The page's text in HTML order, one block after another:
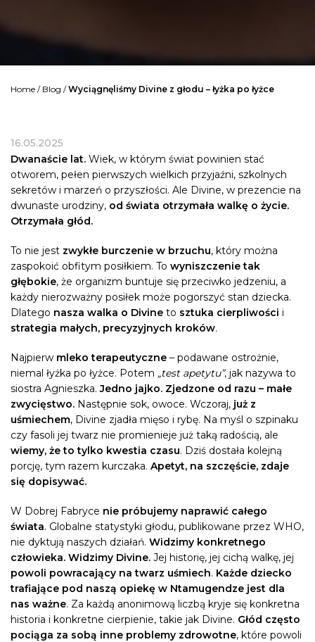
Home / Blog /Wyciągnęliśmy Divine z głodu – łyżka po łyżce
16.05.2025
Dwanaście lat. Wiek, w którym świat powinien stać
otworem, pełen pierwszych wielkich przyjaźni, szkolnych
sekretów i marzeń o przyszłości. Ale Divine, w prezencie na
dwunaste urodziny, od świata otrzymała walkę o życie.
Otrzymała głód.
To nie jest zwykłe burczenie w brzuchu, który można
zaspokoić obfitym posiłkiem. To wyniszczenie tak
głębokie, że organizm buntuje się przeciwko jedzeniu, a
każdy nierozważny posiłek może pogorszyć stan dziecka.
Dlatego nasza walka o Divine to sztuka cierpliwości i
strategia małych, precyzyjnych kroków.
Najpierw mleko terapeutyczne – podawane ostrożnie,
niemal łyżka po łyżce. Potem „test apetytu”, jak nazywa to
siostra Agnieszka.Jedno jajko. Zjedzone od razu – małe
zwycięstwo. Następnie sok, owoce. Wczoraj, już z
uśmiechem, Divine zjadła mięso i rybę. Na myśl o szpinaku
czy fasoli jej twarz nie promienieje już taką radością, ale
wiemy, że to tylko kwestia czasu. Dziś dostała kolejną
porcję, tym razem kurczaka. Apetyt, na szczęście, zdaje
się dopisywać.
W Dobrej Fabryce nie próbujemy naprawić całego
świata. Globalne statystyki głodu, publikowane przez WHO,
nie dyktują naszych działań. Widzimy konkretnego
człowieka. Widzimy Divine. Jej historię, jej cichą walkę, jej
powoli powracający na twarz uśmiech. Każde dziecko
trafiające pod naszą opiekę w Ntamugendze jest dla
nas ważne. Za każdą anonimową liczbą kryje się konkretna
historia i konkretne cierpienie, takie jak Divine. Głód często
pociąga za sobą inne problemy zdrowotne, które powoli